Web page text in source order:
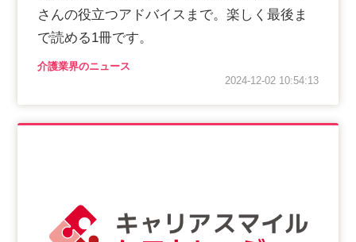
会社概要 個人情報保護方針 利用規約
さんの役立つアドバイスまで。楽しく最後ま
で読める1冊です。
介護業界のニュース
2024-12-02 10:54:13